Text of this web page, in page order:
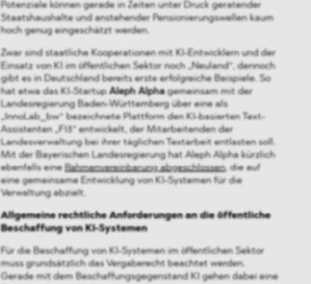
Potenziale können gerade in Zeiten unter Druck geratender
Staatshaushalte und anstehender Pensionierungswellen kaum
hoch genug eingeschätzt werden.
Zwar sind staatliche Kooperationen mit KI-Entwicklern und der
Einsatz von KI im öffentlichen Sektor noch „Neuland“, dennoch
gibt es in Deutschland bereits erste erfolgreiche Beispiele. So
hat etwa das KI-StartupAleph Alphagemeinsam mit der
Landesregierung Baden-Württemberg über eine als
„InnoLab_bw“ bezeichnete Plattform den KI-basierten Text-
Assistenten „F13“ entwickelt, der Mitarbeitenden der
Landesverwaltung bei ihrer täglichen Textarbeit entlasten soll.
Mit der Bayerischen Landesregierung hat Aleph Alpha kürzlich
ebenfalls eine Rahmenvereinbarung abgeschlossen, die auf
eine gemeinsame Entwicklung von KI-Systemen für die
Verwaltung abzielt.
Allgemeine rechtliche Anforderungen an die öffentliche
Beschaffung von KI-Systemen
Für die Beschaffung von KI-Systemen im öffentlichen Sektor
muss grundsätzlich das Vergaberecht beachtet werden.
Gerade mit dem Beschaffungsgegenstand KI gehen dabei eine